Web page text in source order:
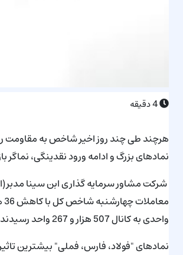
4دقیقه
نمادهای بزرگ و ادامه ورود نقدینگی، نماگر بازار به سمت ۲.۲
شرکت مشاور سرمایه گذاری ابن سینا
واحدی به کانال 507 هزار و 267 واحد رسیدند.